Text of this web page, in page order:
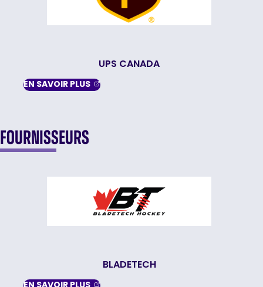
UPS CANADA
EN SAVOIR PLUS , OPENS IN A NEW TAB
FOURNISSEURS
BLADETECH
, OPENS IN A NEW TAB